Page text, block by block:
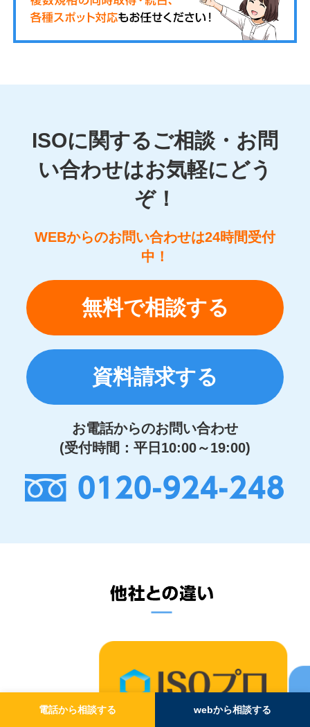
ISOに関するご相談・お問
い合わせはお気軽にどう
ぞ！
WEBからのお問い合わせは24時間受付
中！
無料で相談する
資料請求する
お電話からのお問い合わせ
(受付時間：平日10:00～19:00)
0120-924-248
電話から相談する webから相談する